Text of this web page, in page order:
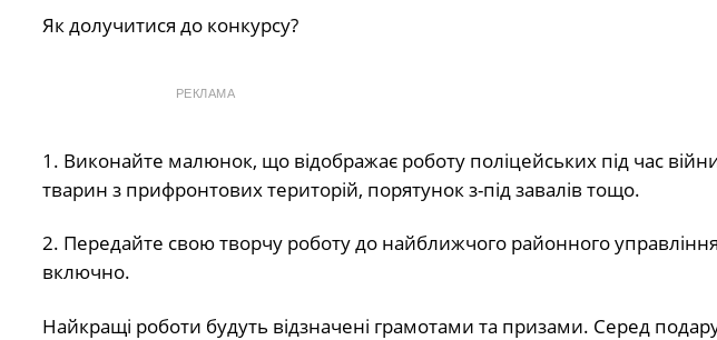
Як долучитися до конкурсу?
РЕКЛАМА
1. Виконайте малюнок, що відображає роботу поліцейських під час
тварин з прифронтових територій, порятунок з-під завалів тощо.
2. Передайте свою творчу роботу до найближчого районного управління
включно.
Найкращі роботи будуть відзначені грамотами та призами. Серед